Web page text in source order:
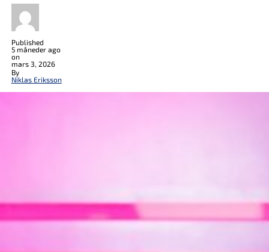
Published
5 måneder ago
on
mars 3, 2026
By
Niklas Eriksson